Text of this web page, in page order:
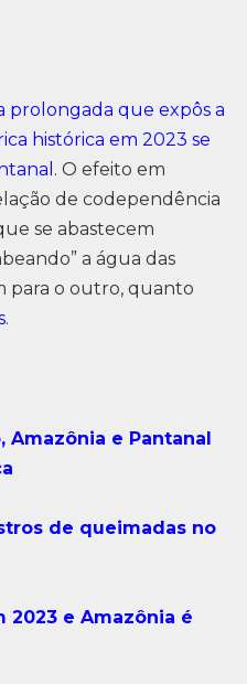
prolongada que expôs a
histórica em 2023 se
. O efeito em
de codependência
se abastecem
a água das
para o outro, quanto
.
Amazônia e Pantanal
de queimadas no
2023 e Amazônia é